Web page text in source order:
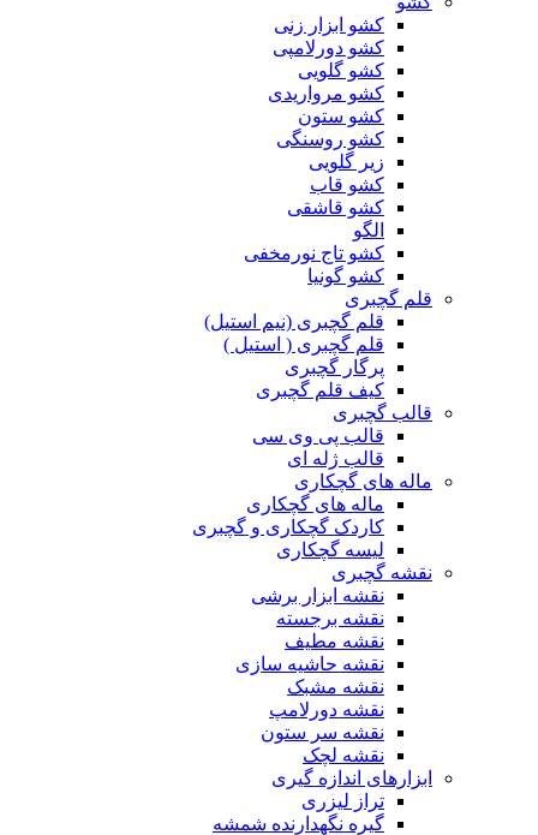
کشو ابزار زنی
کشو دورلامپی
کشو گلویی
کشو مرواریدی
کشو ستون
کشو روسنگی
زیر گلویی
کشو قاب
کشو قاشقی
الگو
کشو تاج نورمخفی
کشو گونیا
قلم گچبری
قلم گچبری (نیم استیل)
قلم گچبری ( استیل )
پرگار گچبری
کیف قلم گچبری
قالب گچبری
قالب پی وی سی
قالب ژله ای
ماله های گچکاری
ماله های گچکاری
کاردک گچکاری و گچبری
لیسه گچکاری
نقشه گچبری
نقشه ابزار برشی
نقشه برجسته
نقشه مطیف
نقشه حاشیه سازی
نقشه مشبک
نقشه دورلامپ
نقشه سر ستون
نقشه لچک
ابزارهای اندازه گیری
تراز لیزری
گیره نگهدارنده شمشه